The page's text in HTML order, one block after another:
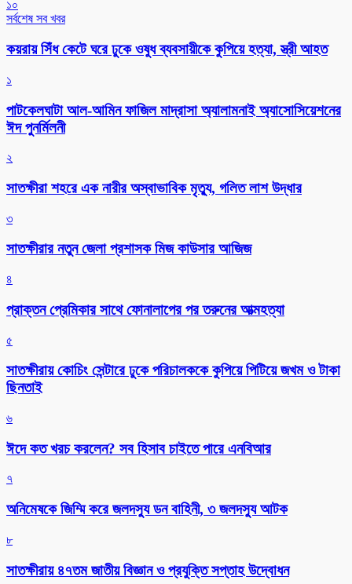
১০
সর্বশেষ সব খবর
কয়রায় সিঁধ কেটে ঘরে ঢুকে ওষুধ ব্যবসায়ীকে কুপিয়ে হত্যা, স্ত্রী আহত
১
পাটকেলঘাটা আল-আমিন ফাজিল মাদ্রাসা অ্যালামনাই অ্যাসোসিয়েশনের
ঈদ পুনর্মিলনী
২
সাতক্ষীরা শহরে এক নারীর অস্বাভাবিক মৃত্যু, গলিত লাশ উদ্ধার
৩
সাতক্ষীরার নতুন জেলা প্রশাসক মিজ কাউসার আজিজ
৪
প্রাক্তন প্রেমিকার সাথে ফোনালাপের পর তরুনের আত্মহত্যা
৫
সাতক্ষীরায় কোচিং সেন্টারে ঢুকে পরিচালককে কুপিয়ে পিটিয়ে জখম ও টাকা
ছিনতাই
৬
ঈদে কত খরচ করলেন? সব হিসাব চাইতে পারে এনবিআর
৭
অনিমেষকে জিম্মি করে জলদস্যু ডন বাহিনী, ৩ জলদস্যু আটক
৮
সাতক্ষীরায় ৪৭তম জাতীয় বিজ্ঞান ও প্রযুক্তি সপ্তাহ উদ্বোধন